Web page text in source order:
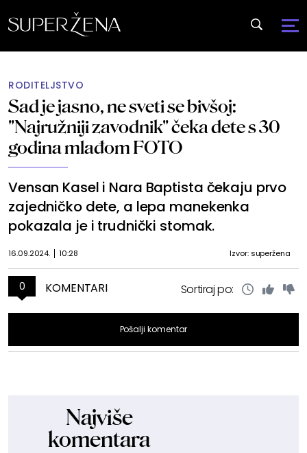
RODITELJSTVO
Sad je jasno, ne sveti se bivšoj:
"Najružniji zavodnik" čeka dete s 30
godina mlađom FOTO
Vensan Kasel i Nara Baptista čekaju prvo
zajedničko dete, a lepa manekenka
pokazala je i trudnički stomak.
16.09.2024. 10:28 Izvor: superžena
0 KOMENTARI Sortiraj po:
Pošalji komentar
Najviše
komentara